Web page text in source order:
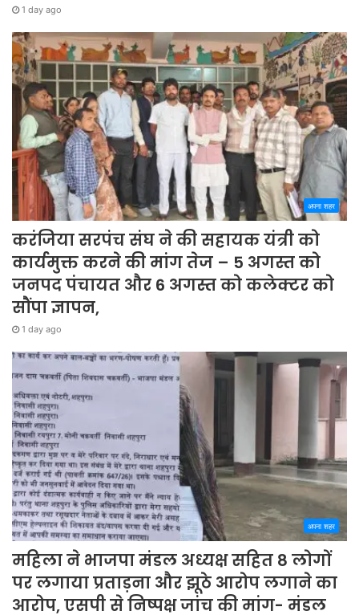
1 day ago
अपना शहर
करंजिया सरपंच संघ ने की सहायक यंत्री को
कार्यमुक्त करने की मांग तेज – 5 अगस्त को
जनपद पंचायत और 6 अगस्त को कलेक्टर को
सौंपा ज्ञापन,
1 day ago
अपना शहर
महिला ने भाजपा मंडल अध्यक्ष सहित 8 लोगों
पर लगाया प्रताड़ना और झूठे आरोप लगाने का
आरोप, एसपी से निष्पक्ष जांच की मांग- मंडल